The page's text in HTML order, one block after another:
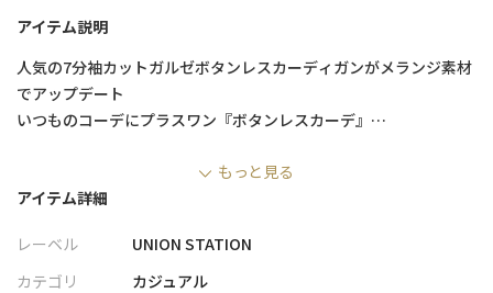
アイテム説明
人気の7分袖カットガルゼボタンレスカーディガンがメランジ素材
でアップデート
いつものコーデにプラスワン『ボタンレスカーデ』
Tシャツ一枚だと物足りない秋口～春のスタイリングに！
サッと羽織ればキレイめにまとまる万能アイテムです。
【素材/デザイン】
Ｔシャツ1枚の時期にさらりと羽織るボタンレスカーデ。
もっと見る
アイテム詳細
レーベル
UNION STATION
カテゴリ
カジュアル